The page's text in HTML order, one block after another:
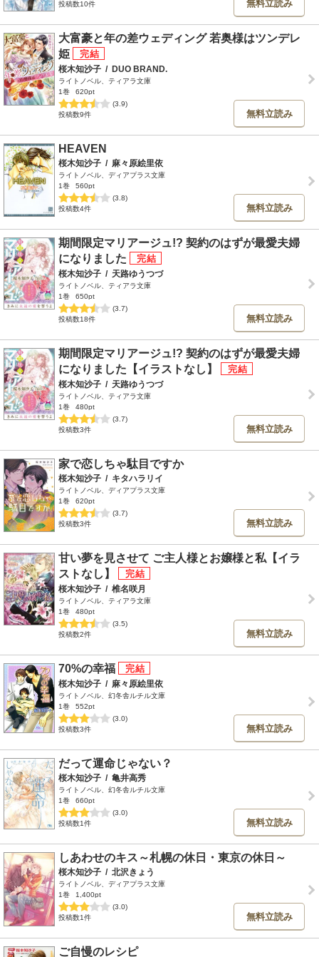
投稿数10件
無料立読み
大富豪と年の差ウェディング 若奥様はツンデレ
姫
桜木知沙子 / DUO BRAND.
ライトノベル、ティアラ文庫
1巻
620pt
(3.9)
投稿数9件
無料立読み
HEAVEN
桜木知沙子 / 麻々原絵里依
ライトノベル、ディアプラス文庫
1巻
560pt
(3.8)
投稿数4件
無料立読み
期間限定マリアージュ!? 契約のはずが最愛夫婦
になりました
桜木知沙子 / 天路ゆうつづ
ライトノベル、ティアラ文庫
1巻
650pt
(3.7)
投稿数18件
無料立読み
期間限定マリアージュ!? 契約のはずが最愛夫婦
になりました【イラストなし】
桜木知沙子 / 天路ゆうつづ
ライトノベル、ティアラ文庫
1巻
480pt
(3.7)
投稿数3件
無料立読み
家で恋しちゃ駄目ですか
桜木知沙子 / キタハラリイ
ライトノベル、ディアプラス文庫
1巻
620pt
(3.7)
投稿数3件
無料立読み
甘い夢を見させて ご主人様とお嬢様と私【イラ
ストなし】
桜木知沙子 / 椎名咲月
ライトノベル、ティアラ文庫
1巻
480pt
(3.5)
投稿数2件
無料立読み
70%の幸福
桜木知沙子 / 麻々原絵里依
ライトノベル、幻冬舎ルチル文庫
1巻
552pt
(3.0)
投稿数3件
無料立読み
だって運命じゃない？
桜木知沙子 / 亀井高秀
ライトノベル、幻冬舎ルチル文庫
1巻
660pt
(3.0)
投稿数1件
無料立読み
しあわせのキス～札幌の休日・東京の休日～
桜木知沙子 / 北沢きょう
ライトノベル、ディアプラス文庫
1巻
1,400pt
(3.0)
投稿数1件
無料立読み
ご自慢のレシピ